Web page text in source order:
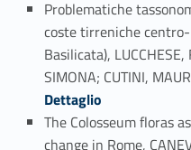
Problematiche
coste tirreniche
Basilicata), LUCCHESE,
SIMONA; CUTINI,
Dettaglio
The Colosseum floras
change in Rome,